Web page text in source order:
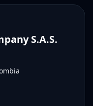
S.A.S.